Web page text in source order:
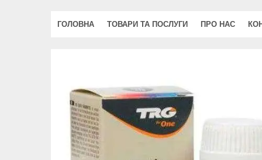
ГОЛОВНА ТОВАРИ ТА ПОСЛУГИ ПРО НАС